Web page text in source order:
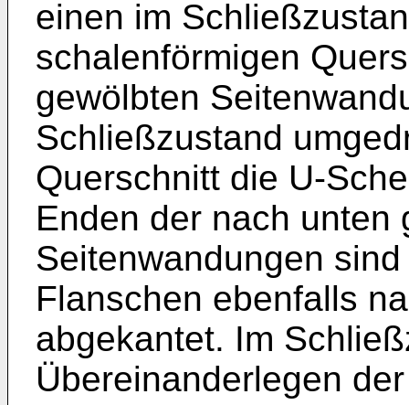
einen im
schalenförmigen
gewölbten
Schließzustand
Querschnitt die U-
Enden der nach unten
Seitenwandungen
Flanschen ebenfalls
abgekantet. Im
Übereinanderlegen